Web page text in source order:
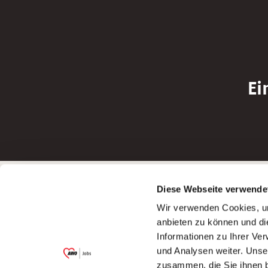
Diese Webseite
Wir verwenden Cookies,
anbieten zu können und
Informationen zu Ihrer
und Analysen weiter.
zusammen, die Sie ihnen
Garitz Bewirtschaftungsbetriebe GmbH
(Ein Tochterunternehmen des AWO
Bezirksverbandes Unterfranken e.V.)